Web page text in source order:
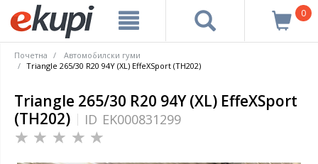
0
Почетна
Автомобилски гуми
Triangle 265/30 R20 94Y (XL) EffeXSport (TH202)
Triangle 265/30 R20 94Y (XL) EffeXSport
(TH202)
ID EK000831299